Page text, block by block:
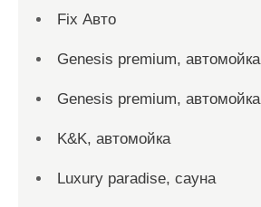
Fix Авто
Genesis premium, автомойка
Genesis premium, автомойка
K&K, автомойка
Luxury paradise, сауна